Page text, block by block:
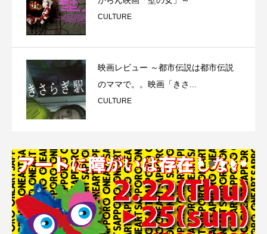
CULTURE
映画レビュー ～都市伝説は都市伝説
のママで。。映画「きさ...
CULTURE